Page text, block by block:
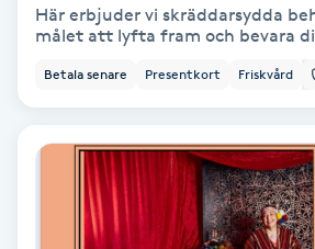
Ombre naglar
Här erbjuder vi skräddarsydda
målet att lyfta fram och bevara
Betala senare Presentkort Friskvård